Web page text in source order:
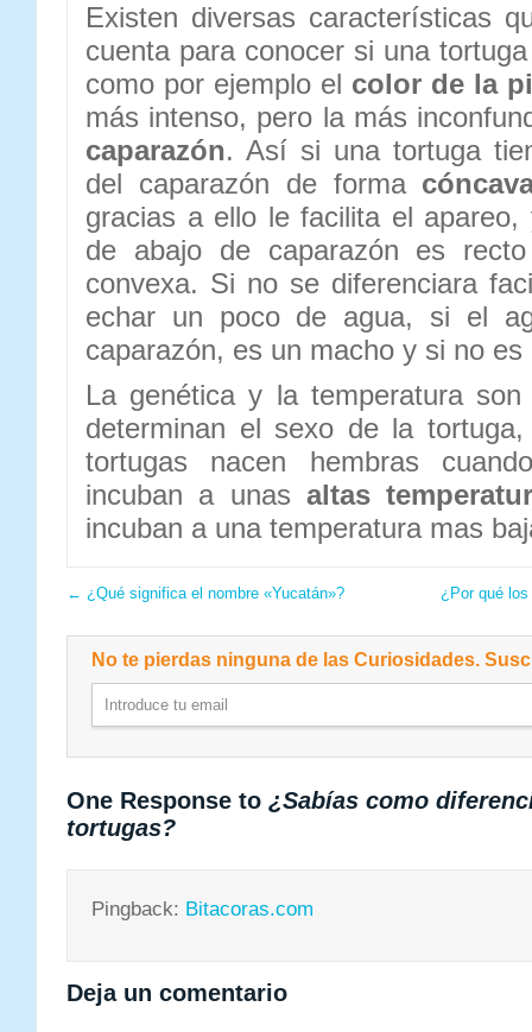
Existen diversas características
cuenta para conocer si una
como por ejemplo el color de la
más intenso, pero la más
caparazón. Así si una tortuga
del caparazón de forma
gracias a ello le facilita el
de abajo de caparazón es
convexa. Si no se diferenciara
echar un poco de agua, si el
caparazón, es un macho y si no es
La genética y la temperatura
determinan el sexo de la
tortugas nacen hembras
incuban a unas altas
incuban a una temperatura mas
← ¿Qué significa el nombre «Yucatán»? ¿Por qué
No te pierdas ninguna de las Curiosidades.
One Response to ¿Sabías como
tortugas?
Pingback: Bitacoras.com
Deja un comentario